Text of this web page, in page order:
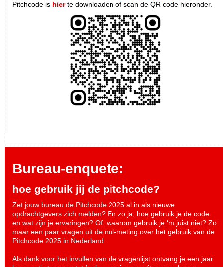
Pitchcode is hierte downloaden of scan de QR code hieronder.
Bureau-enquete:
hoe gebruik jij de pitchcode?
Zet jouw bureau de Pitchcode 2025 al in als nieuwe
opdrachtgevers zich melden? En zo ja, hoe gebruik je de code
en wat zijn je ervaringen? Of: waarom gebruik je ‘m juist niet? Zo
maar een paar vragen uit de nul-meting over het gebruik van de
Pitchcode 2025 in Nederland.
Als dank voor het invullen van de vragenlijst ontvang je een jaar